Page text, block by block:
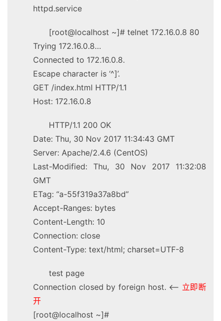
httpd.service
[root@localhost ~]# telnet 172.16.0.8 80
Trying 172.16.0.8…
Connected to 172.16.0.8.
Escape character is ‘^]’.
GET /index.html HTTP/1.1
Host: 172.16.0.8
HTTP/1.1 200 OK
Date: Thu, 30 Nov 2017 11:34:43 GMT
Server: Apache/2.4.6 (CentOS)
Last-Modified: Thu, 30 Nov 2017 11:32:08
GMT
ETag: “a-55f319a37a8bd”
Accept-Ranges: bytes
Content-Length: 10
Connection: close
Content-Type: text/html; charset=UTF-8
test page
Connection closed by foreign host. <— 立即断
开
[root@localhost ~]#